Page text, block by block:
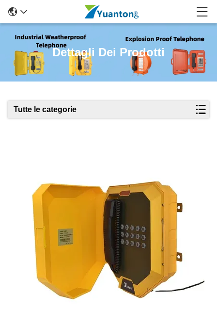
Dettagli Dei Prodotti
Tutte le categorie